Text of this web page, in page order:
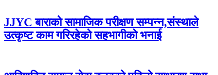
JJYC बाराको सामाजिक परीक्षण सम्पन्न,संस्थाले
उत्कृष्ट काम गरिरहेको सहभागीको भनाई